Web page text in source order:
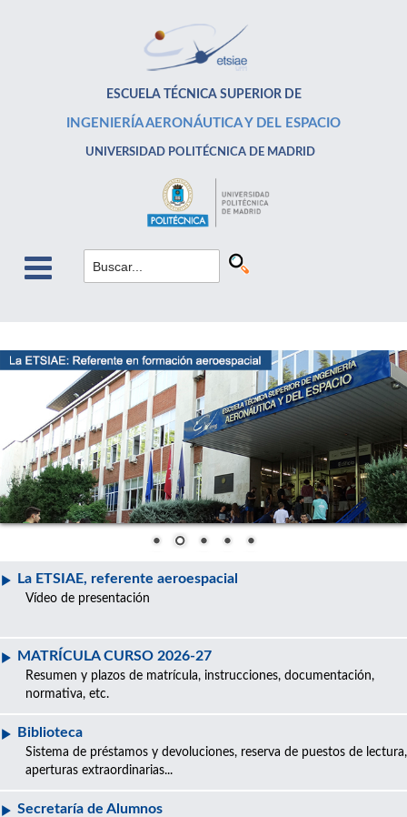
ESCUELA TÉCNICA SUPERIOR DE
INGENIERÍA AERONÁUTICA Y DEL ESPACIO
UNIVERSIDAD POLITÉCNICA DE MADRID
La ETSIAE, referente aeroespacial
Vídeo de presentación
MATRÍCULA CURSO 2026-27
Resumen y plazos de matrícula, instrucciones, documentación,
normativa, etc.
Biblioteca
Sistema de préstamos y devoluciones, reserva de puestos de lectura,
aperturas extraordinarias...
Secretaría de Alumnos